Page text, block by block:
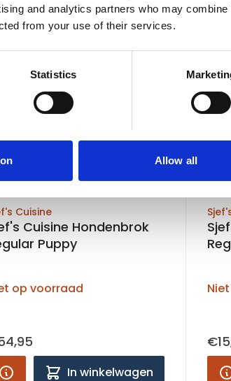
and analytics partners who may combine
from your use of their services.
Statistics
Allow all
Cuisine
Cuisine Hondenbrok
Puppy
op voorraad
In winkelwagen